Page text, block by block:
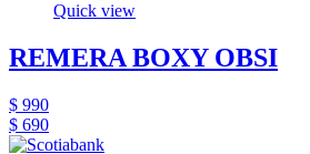
Quick view
REMERA BOXY OBSI
$ 990
$ 690